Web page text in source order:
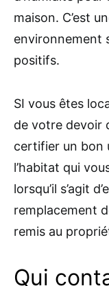
maison. C’est
environnement
positifs.
SI vous êtes
de votre devoir
certifier un bon
l’habitat qui
lorsqu’il s’agit
remplacement
remis au
Qui